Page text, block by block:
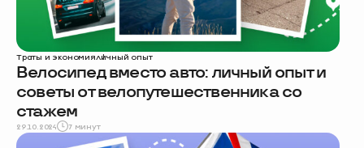
Траты и экономияличный опыт
Велосипед вместо авто: личный опыт и
советы от велопутешественника со
стажем
29.10.2024 7 минут